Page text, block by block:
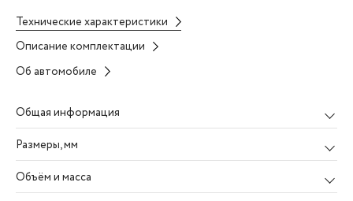
Технические характеристики
Описание комплектации
Об автомобиле
Общая информация
Размеры, мм
Объём и масса